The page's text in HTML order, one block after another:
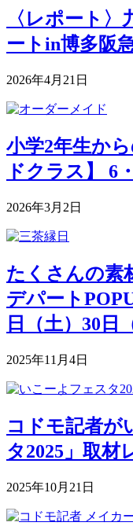
〈レポート
ートin博多阪
2026年4月21日
小学2年生か
ドクラス】 6
2026年3月2日
たくさんの素
デパート
日（土）30日
2025年11月4日
コドモ記者が
タ2025」取材
2025年10月21日